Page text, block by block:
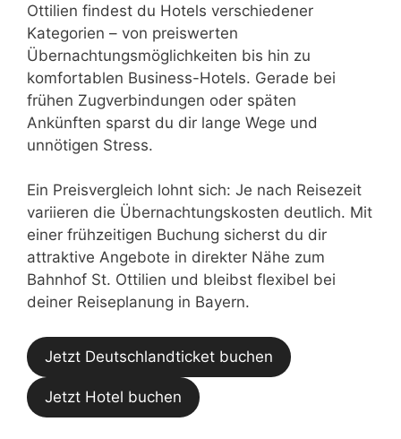
Ottilien findest du Hotels verschiedener
Kategorien – von preiswerten
Übernachtungsmöglichkeiten bis hin zu
komfortablen Business-Hotels. Gerade bei
frühen Zugverbindungen oder späten
Ankünften sparst du dir lange Wege und
unnötigen Stress.
Ein Preisvergleich lohnt sich: Je nach Reisezeit
variieren die Übernachtungskosten deutlich. Mit
einer frühzeitigen Buchung sicherst du dir
attraktive Angebote in direkter Nähe zum
Bahnhof St. Ottilien und bleibst flexibel bei
deiner Reiseplanung in Bayern.
Jetzt Deutschlandticket buchen
Jetzt Hotel buchen